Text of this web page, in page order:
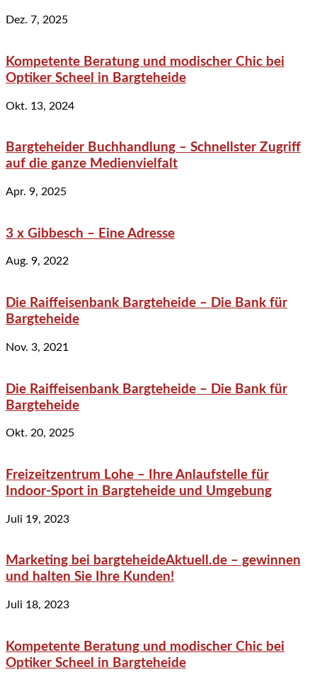
Dez. 7, 2025
Kompetente Beratung und modischer Chic bei
Optiker Scheel in Bargteheide
Okt. 13, 2024
Bargteheider Buchhandlung – Schnellster Zugriff
auf die ganze Medienvielfalt
Apr. 9, 2025
3 x Gibbesch – Eine Adresse
Aug. 9, 2022
Die Raiffeisenbank Bargteheide – Die Bank für
Bargteheide
Nov. 3, 2021
Die Raiffeisenbank Bargteheide – Die Bank für
Bargteheide
Okt. 20, 2025
Freizeitzentrum Lohe – Ihre Anlaufstelle für
Indoor-Sport in Bargteheide und Umgebung
Juli 19, 2023
Marketing bei bargteheideAktuell.de – gewinnen
und halten Sie Ihre Kunden!
Juli 18, 2023
Kompetente Beratung und modischer Chic bei
Optiker Scheel in Bargteheide